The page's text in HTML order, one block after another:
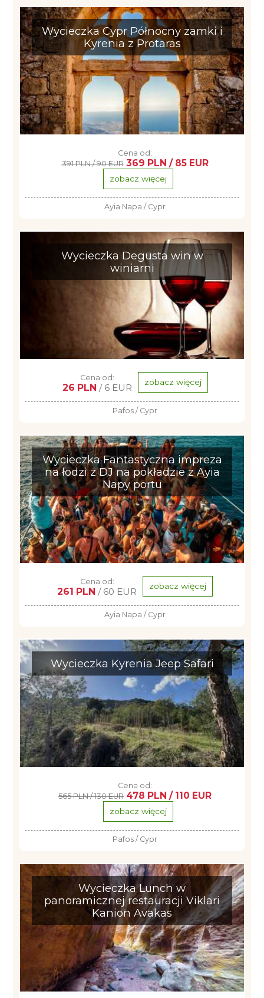
Wycieczka Cypr Północny zamki i
Kyrenia z Protaras
Cena od:
391 PLN / 90 EUR 369 PLN / 85 EUR
zobacz więcej
Ayia Napa / Cypr
Wycieczka Degusta win w
winiarni
Cena od:
26 PLN / 6 EUR zobacz więcej
Pafos / Cypr
Wycieczka Fantastyczna impreza
na łodzi z DJ na pokładzie z Ayia
Napy portu
Cena od:
261 PLN / 60 EUR zobacz więcej
Ayia Napa / Cypr
Wycieczka Kyrenia Jeep Safari
Cena od:
565 PLN / 130 EUR 478 PLN / 110 EUR
zobacz więcej
Pafos / Cypr
Wycieczka Lunch w
panoramicznej restauracji Viklari
Kanion Avakas